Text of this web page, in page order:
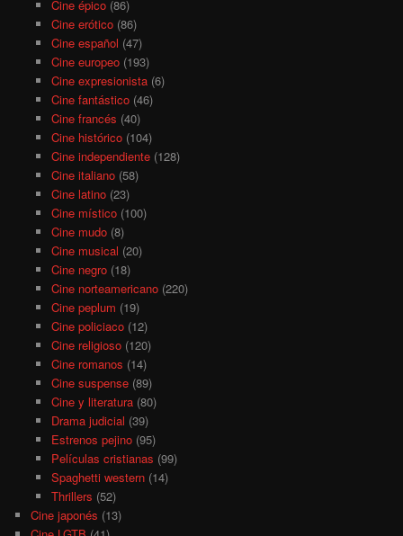
Cine épico(86)
Cine erótico(86)
Cine español (47)
Cine europeo(193)
Cine expresionista(6)
Cine fantástico(46)
Cine francés (40)
Cine histórico(104)
Cine independiente(128)
Cine italiano(58)
Cine latino(23)
Cine místico(100)
Cine mudo(8)
Cine musical (20)
Cine negro(18)
Cine norteamericano(220)
Cine peplum (19)
Cine policiaco(12)
Cine religioso(120)
Cine romanos (14)
Cine suspense(89)
Cine y literatura(80)
Drama judicial (39)
Estrenos pejino(95)
Películas cristianas (99)
Spaghetti western(14)
Thrillers (52)
Cine japonés (13)